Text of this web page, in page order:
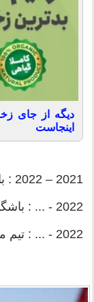
دیگه از جای
اینجاست
2021 – 2022 : باشگاه پرسپولیس – 12 بازی – 1 گل
2022 - ... : باشگاه پیکان
2022 - ... : تیم ملی ازبکستان